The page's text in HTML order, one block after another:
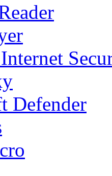
Defender